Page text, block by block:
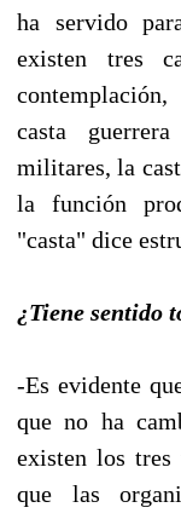
ha servido
existen tres
casta
militares, la
la función
"casta" dice
¿Tiene sentido
-Es evidente
que no ha
existen los tres
que las